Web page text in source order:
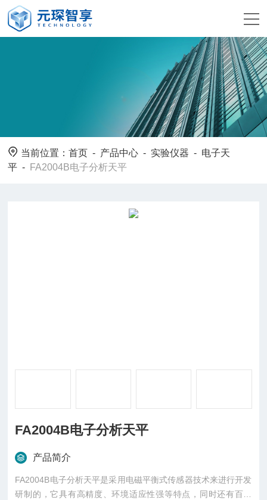
当前位置：首页 - 产品中心 - 实验仪器 - 电子天
平 - FA2004B电子分析天平
FA2004B电子分析天平
产品简介
FA2004B电子分析天平是采用电磁平衡式传感器技术来进行开发
研制的，它具有高精度、环境适应性强等特点，同时还有百分